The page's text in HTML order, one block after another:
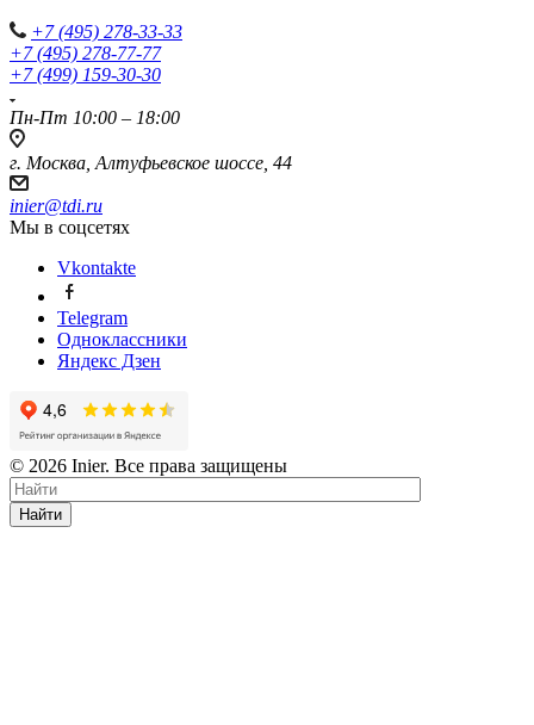
+7 (495) 278-33-33
+7 (495) 278-77-77
+7 (499) 159-30-30
Пн-Пт 10:00 – 18:00
г. Москва, Алтуфьевское шоссе, 44
inier@tdi.ru
Мы в соцсетях
Vkontakte
Telegram
Одноклассники
Яндекс Дзен
© 2026 Inier. Все права защищены
Найти